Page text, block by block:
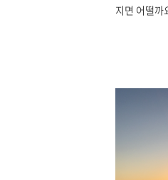
지면 어떨까